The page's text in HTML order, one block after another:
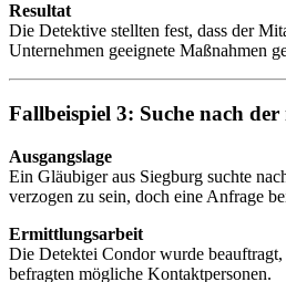
Resultat
Die Detektive stellten fest, dass der
Unternehmen geeignete Maßnahmen
Fallbeispiel 3: Suche nach der
Ausgangslage
Ein Gläubiger aus Siegburg suchte
verzogen zu sein, doch eine Anfrage
Ermittlungsarbeit
Die Detektei Condor wurde
befragten mögliche Kontaktpersonen.